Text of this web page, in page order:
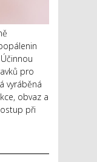
pro
vyráběná
obvaz a
při